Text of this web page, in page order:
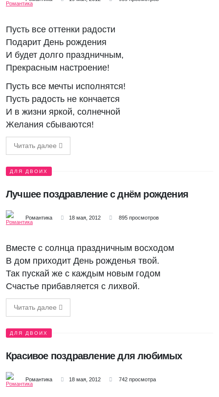
Пусть все оттенки радости
Подарит День рождения
И будет долго праздничным,
Прекрасным настроение!
Пусть все мечты исполнятся!
Пусть радость не кончается
И в жизни яркой, солнечной
Желания сбываются!
Читать далее
ДЛЯ ДВОИХ
Лучшее поздравление с днём рождения
Романтика 18 мая, 2012 895 просмотров
Вместе с солнца праздничным восходом
В дом приходит День рожденья твой.
Так пускай же с каждым новым годом
Счастье прибавляется с лихвой.
Читать далее
ДЛЯ ДВОИХ
Красивое поздравление для любимых
Романтика 18 мая, 2012 742 просмотра